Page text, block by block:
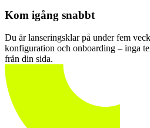
Kom igång snabbt
Du är lanseringsklar på under fem
konfiguration och onboarding – inga
från din sida.